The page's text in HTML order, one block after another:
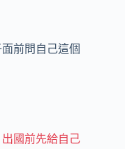
前問自己這個
國前先給自己